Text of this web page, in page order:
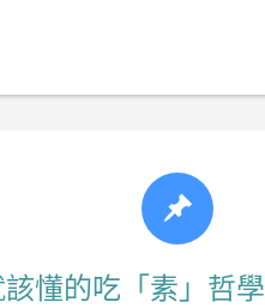
該懂的吃「素」哲學